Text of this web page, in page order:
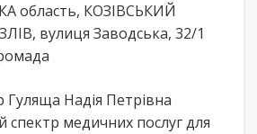
область, КОЗІВСЬКИЙ
вулиця Заводська, 32/1
Гуляща Надія Петрівна
медичних послуг для